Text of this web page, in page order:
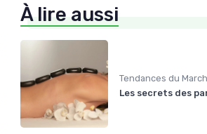
À lire aussi
Les secrets des